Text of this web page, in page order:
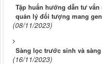
Tập huấn hướng dẫn tư
quản lý đối tượng mang
(08/11/2023)
Sàng lọc trước sinh và
(16/11/2023)